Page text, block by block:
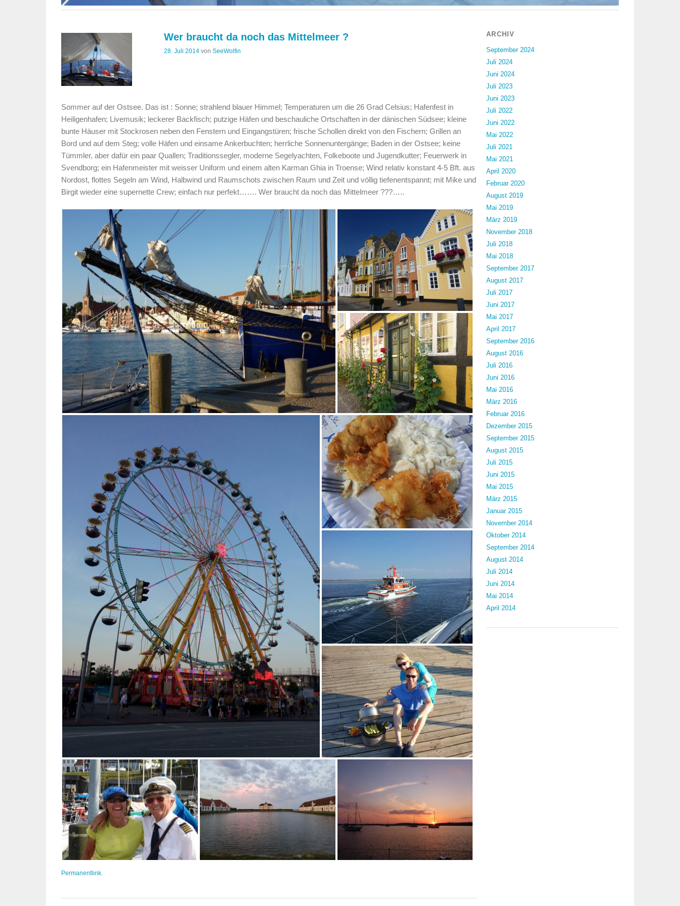
Wer braucht da noch das Mittelmeer ?
28. Juli 2014 von SeeWolfin
Sommer auf der Ostsee. Das ist : Sonne; strahlend blauer Himmel; Temperaturen um die 26 Grad Celsius; Hafenfest in
Heiligenhafen; Livemusik; leckerer Backfisch; putzige Häfen und beschauliche Ortschaften in der dänischen Südsee; kleine
bunte Häuser mit Stockrosen neben den Fenstern und Eingangstüren; frische Schollen direkt von den Fischern; Grillen an
Bord und auf dem Steg; volle Häfen und einsame Ankerbuchten; herrliche Sonnenuntergänge; Baden in der Ostsee; keine
Tümmler, aber dafür ein paar Quallen; Traditionssegler, moderne Segelyachten, Folkeboote und Jugendkutter; Feuerwerk in
Svendborg; ein Hafenmeister mit weisser Uniform und einem alten Karman Ghia in Troense; Wind relativ konstant 4-5 Bft. aus
Nordost, flottes Segeln am Wind, Halbwind und Raumschots zwischen Raum und Zeit und völlig tiefenentspannt; mit Mike und
Birgit wieder eine supernette Crew; einfach nur perfekt……. Wer braucht da noch das Mittelmeer ???…..
Permanentlink.
ARCHIV
September 2024
Juli 2024
Juni 2024
Juli 2023
Juni 2023
Juli 2022
Juni 2022
Mai 2022
Juli 2021
Mai 2021
April 2020
Februar 2020
August 2019
Mai 2019
März 2019
November 2018
Juli 2018
Mai 2018
September 2017
August 2017
Juli 2017
Juni 2017
Mai 2017
April 2017
September 2016
August 2016
Juli 2016
Juni 2016
Mai 2016
März 2016
Februar 2016
Dezember 2015
September 2015
August 2015
Juli 2015
Juni 2015
Mai 2015
März 2015
Januar 2015
November 2014
Oktober 2014
September 2014
August 2014
Juli 2014
Juni 2014
Mai 2014
April 2014